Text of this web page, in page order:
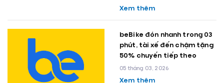
Xem thêm
beBike đón nhanh trong 03
phút, tài xế đến chậm tặng
50% chuyến tiếp theo
05 tháng 03, 2026
Xem thêm